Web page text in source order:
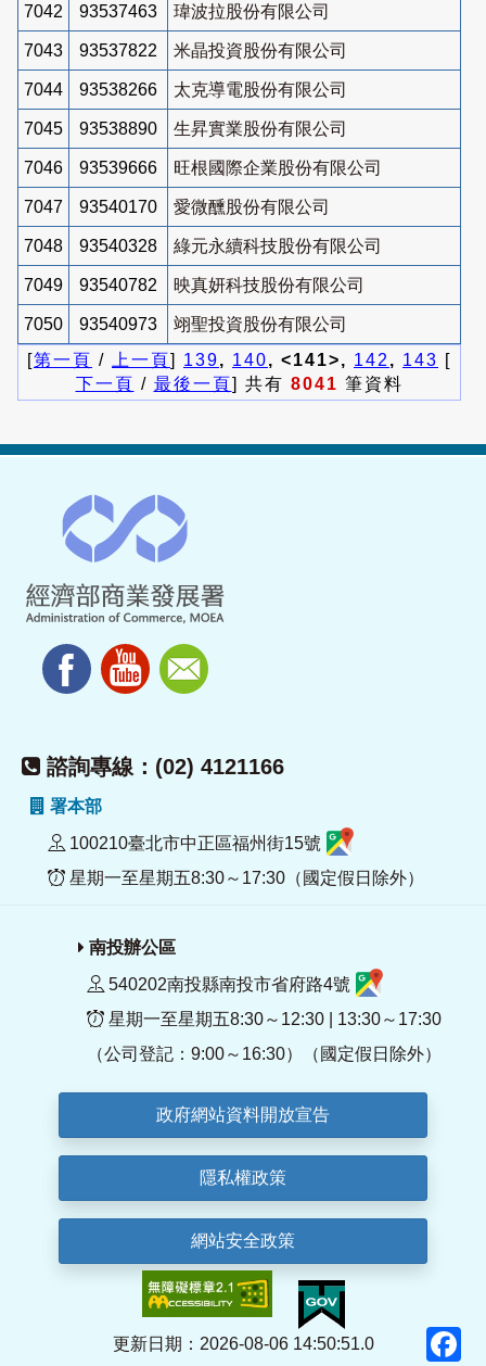
7042 93537463 瑋波拉股份有限公司
7043 93537822 米晶投資股份有限公司
7044 93538266 太克導電股份有限公司
7045 93538890 生昇實業股份有限公司
7046 93539666 旺根國際企業股份有限公司
7047 93540170 愛微醺股份有限公司
7048 93540328 綠元永續科技股份有限公司
7049 93540782 映真妍科技股份有限公司
7050 93540973
翊聖投資股份有限公司
[第一頁 / 上一頁] 139, 140, <141>, 142 , 143 [
下一頁 / 最後一頁] 共有 8041 筆資料
諮詢專線：(02) 4121166
署本部
100210臺北市中正區福州街15號
星期一至星期五8:30～17:30（國定假日除外）
南投辦公區
540202南投縣南投市省府路4號
星期一至星期五8:30～12:30 | 13:30～17:30
（公司登記：9:00～16:30）（國定假日除外）
政府網站資料開放宣告
隱私權政策
網站安全政策
更新日期：2026-08-06 14:50:51.0